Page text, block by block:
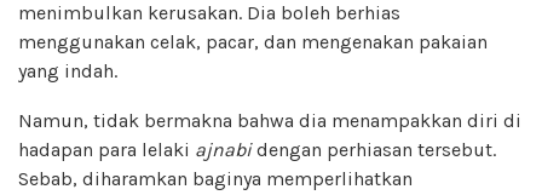
menimbulkan kerusakan. Dia boleh berhias
menggunakan celak, pacar, dan mengenakan pakaian
yang indah.
Namun, tidak bermakna bahwa dia menampakkan diri di
hadapan para lelaki ajnabidengan perhiasan tersebut.
Sebab, diharamkan baginya memperlihatkan